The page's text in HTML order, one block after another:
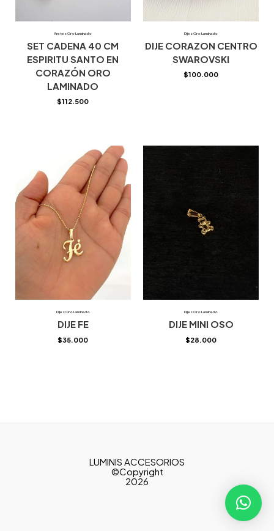
Aretes Oro Laminado
SET CADENA 40 CM
ESPIRITU SANTO EN
CORAZÓN ORO
LAMINADO
$112.500
Dijes Oro Laminado
DIJE CORAZON CENTRO
SWAROVSKI
$100.000
Dijes Oro Laminado
DIJE FE
$35.000
Dijes Oro Laminado
DIJE MINI OSO
$28.000
LUMINIS ACCESORIOS
©Copyright
2026